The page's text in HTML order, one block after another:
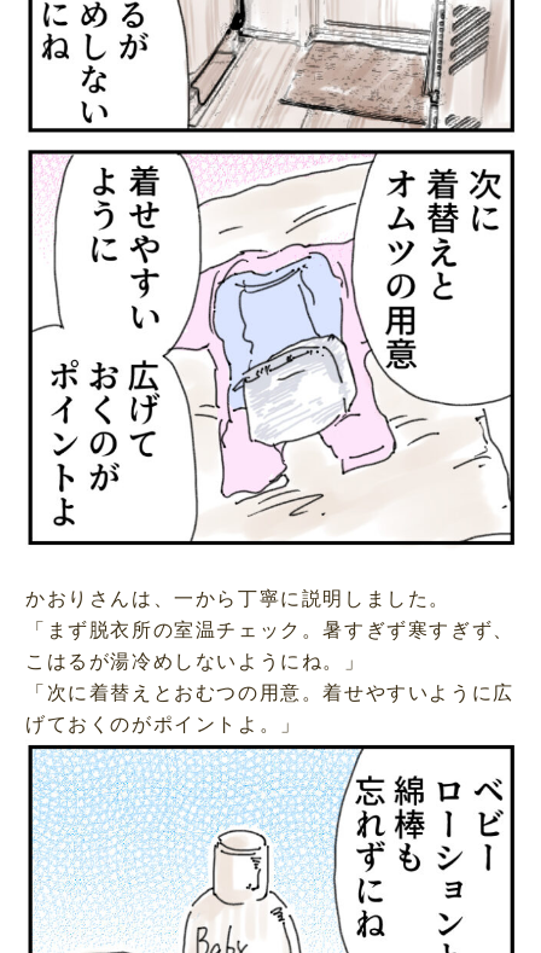
かおりさんは、一から丁寧に説明しました。
「まず脱衣所の室温チェック。暑すぎず寒すぎず、
こはるが湯冷めしないようにね。」
「次に着替えとおむつの用意。着せやすいように広
げておくのがポイントよ。」